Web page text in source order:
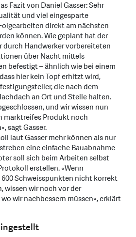
Fazit von Daniel Gasser: Sehr
und viel eingesparte
direkt am nächsten
können. Wie geplant hat der
durch Handwerker vorbereiteten
über Nacht mittels
befestigt – ähnlich wie bei einem
hier kein Topf erhitzt wird,
die nach dem
an Ort und Stelle halten.
und wir wissen nun
marktreifes Produkt noch
sagt Gasser.
laut Gasser mehr können als nur
eine einfache Bauabnahme
soll sich beim Arbeiten selbst
erstellen. «Wenn
600 Schweisspunkten nicht korrekt
wissen wir noch vor der
wir nachbessern müssen», erklärt